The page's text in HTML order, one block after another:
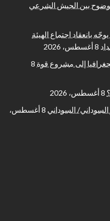
بوضوح بين الجيش الشرعي
بانعقاد اجتماع الهيئة
8 أغسطس، 2026
إلى مشروع قوة 8
8 أغسطس، 2026
السوداني
8 أغسطس،